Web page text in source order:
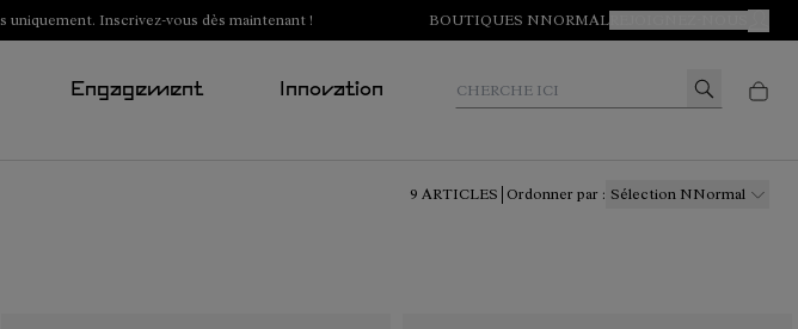
Inscrivez-vous dès maintenant ! BOUTIQUES NNORMAL MON
Engagement Innovation
9 ARTICLES Ordonner par : Sélection NNormal